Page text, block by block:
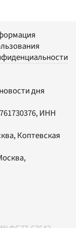
дня
ИНН
Коптевская
,